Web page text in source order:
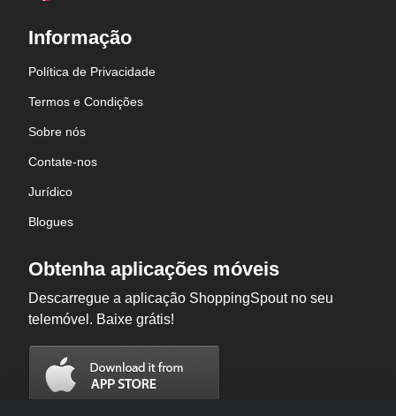
Informação
Política de Privacidade
Termos e Condições
Sobre nós
Contate-nos
Jurídico
Blogues
Obtenha aplicações móveis
Descarregue a aplicação ShoppingSpout no seu
telemóvel. Baixe grátis!